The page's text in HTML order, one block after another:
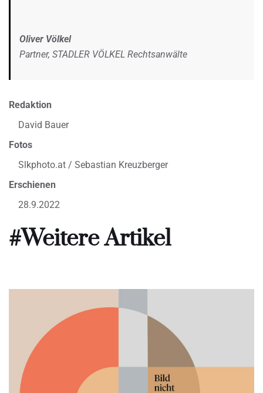
Oliver Völkel
Partner, STADLER VÖLKEL Rechtsanwälte
Redaktion
David Bauer
Fotos
Slkphoto.at / Sebastian Kreuzberger
Erschienen
28.9.2022
#Weitere Artikel